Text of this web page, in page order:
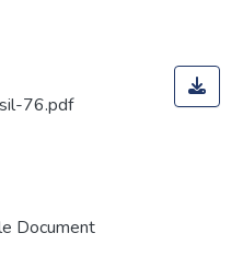
76.pdf
Document